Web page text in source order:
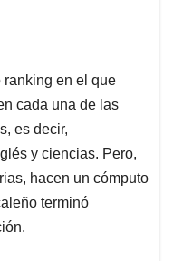
ranking en el que
cada una de las
es decir,
y ciencias. Pero,
hacen un cómputo
terminó